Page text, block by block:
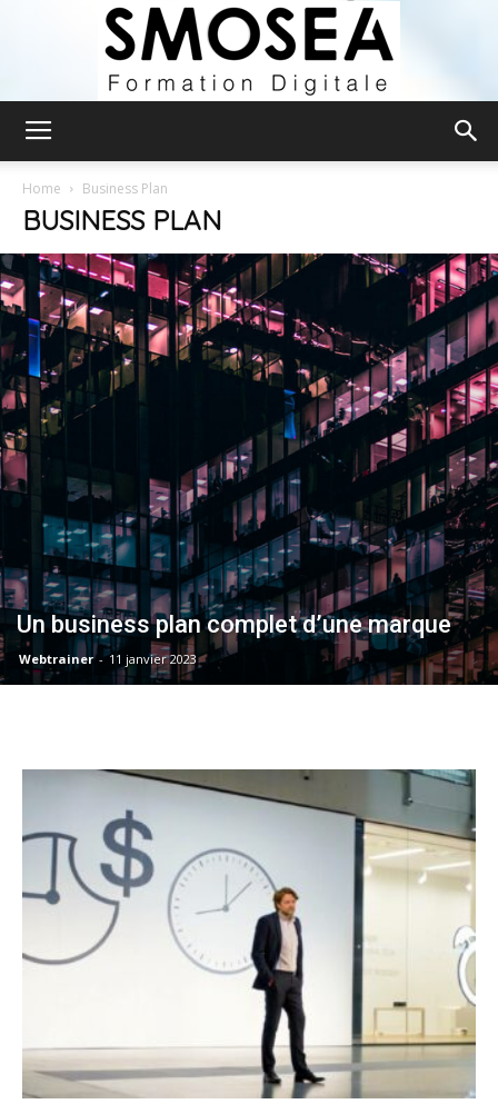
Formation
Home Business Plan
BUSINESS PLAN
Un business plan complet d’une marque
Webtrainer - 11 janvier 2023